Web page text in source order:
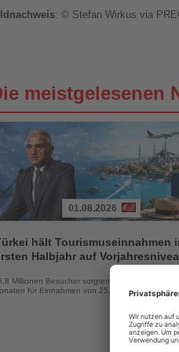
: © Stefan Wirkus via
meistgelesenen
01.08.2026
hält Tourismuseinnahmen
Halbjahr auf
Millionen Besucher sorgten in den ersten sechs
für Einnahmen von 25,7 Milliarden US-